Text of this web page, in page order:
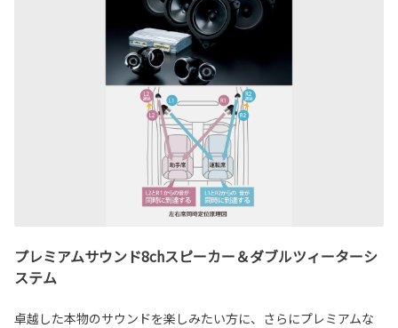
プレミアムサウンド8chスピーカー＆ダブルツィーターシ
ステム
卓越した本物のサウンドを楽しみたい方に、さらにプレミアムな